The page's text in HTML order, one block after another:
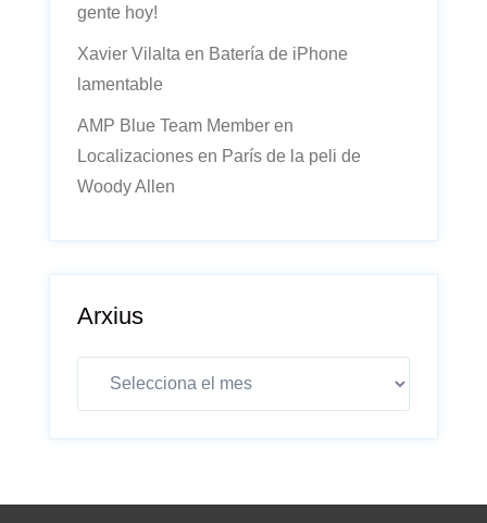
gente hoy!
Xavier Vilalta en Batería de iPhone
lamentable
AMP Blue Team Member en
Localizaciones en París de la peli de
Woody Allen
Arxius